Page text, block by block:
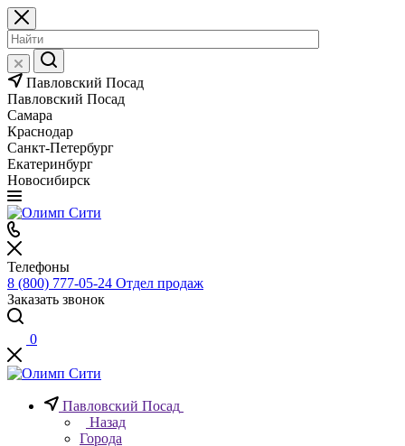
Павловский Посад
Павловский Посад
Самара
Краснодар
Санкт-Петербург
Екатеринбург
Новосибирск
Телефоны
8 (800) 777-05-24 Отдел продаж
Заказать звонок
0
Павловский Посад
Назад
Города